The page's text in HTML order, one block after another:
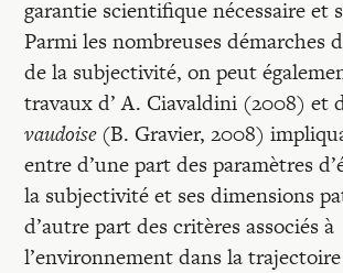
garantie scientifique nécessaire et
Parmi les nombreuses démarches
de la subjectivité, on peut
travaux d’ A. Ciavaldini (2008) et
vaudoise(B. Gravier, 2008)
entre d’une part des paramètres
la subjectivité et ses dimensions
d’autre part des critères associés à
l’environnement dans la